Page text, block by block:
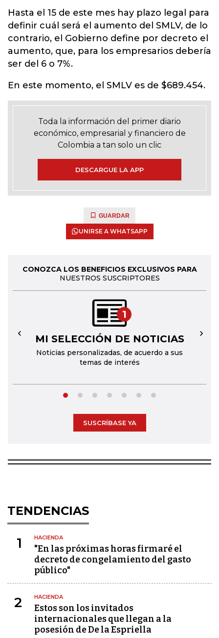
Hasta el 15 de este mes hay plazo legal para
definir cuál será el aumento del SMLV, de lo
contrario, el Gobierno define por decreto el
aumento, que, para los empresarios debería
ser del 6 o 7%.
En este momento, el SMLV es de $689.454.
Toda la información del primer diario
económico, empresarial y financiero de
Colombia a tan solo un clic
DESCARGUE LA APP
GUARDAR
UNIRSE A WHATSAPP
CONOZCA LOS BENEFICIOS EXCLUSIVOS PARA
NUESTROS SUSCRIPTORES
1
MI SELECCIÓN DE NOTICIAS
Noticias personalizadas, de acuerdo a sus
temas de interés
← →
SUSCRÍBASE YA
TENDENCIAS
1 HACIENDA
"En las próximas horas firmaré el
decreto de congelamiento del gasto
público"
2 HACIENDA
Estos son los invitados
internacionales que llegan a la
posesión de De la Espriella